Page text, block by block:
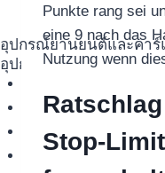
อุปกรณ์ยานยนต์และคาร์
อุปกรณ์ยานยนต์และคาร์
กล้องติดรถยนต์
ผลิตภัณฑ์ดูแลรถยนต์
พัดลมติดรถยนต์
Punkte rang sei
eine 9 nach das
Nutzung wenn
Stop-